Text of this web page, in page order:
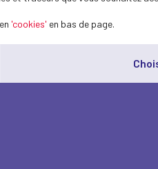
'cookies' en bas de page.